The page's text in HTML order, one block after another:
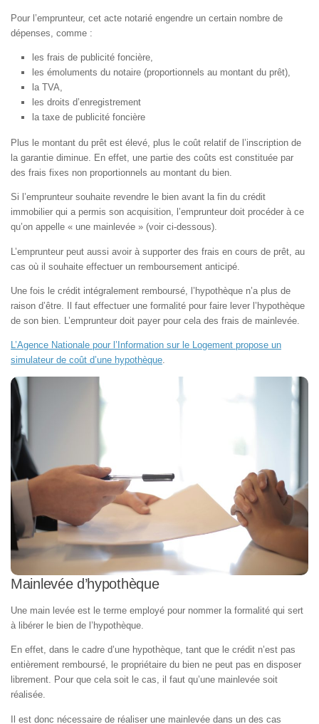
Pour l’emprunteur, cet acte notarié engendre un certain nombre de
dépenses, comme :
les frais de publicité foncière,
les émoluments du notaire (proportionnels au montant du prêt),
la TVA,
les droits d’enregistrement
la taxe de publicité foncière
Plus le montant du prêt est élevé, plus le coût relatif de l’inscription de
la garantie diminue. En effet, une partie des coûts est constituée par
des frais fixes non proportionnels au montant du bien.
Si l’emprunteur souhaite revendre le bien avant la fin du crédit
immobilier qui a permis son acquisition, l’emprunteur doit procéder à ce
qu’on appelle « une mainlevée » (voir ci-dessous).
L’emprunteur peut aussi avoir à supporter des frais en cours de prêt, au
cas où il souhaite effectuer un remboursement anticipé.
Une fois le crédit intégralement remboursé, l’hypothèque n’a plus de
raison d’être. Il faut effectuer une formalité pour faire lever l’hypothèque
de son bien. L’emprunteur doit payer pour cela des frais de mainlevée.
L’Agence Nationale pour l’Information sur le Logement propose un
simulateur de coût d’une hypothèque
Mainlevée d’hypothèque
Une main levée est le terme employé pour nommer la formalité qui sert
à libérer le bien de l’hypothèque.
En effet, dans le cadre d’une hypothèque, tant que le crédit n’est pas
entièrement remboursé, le propriétaire du bien ne peut pas en disposer
librement. Pour que cela soit le cas, il faut qu’une mainlevée soit
réalisée.
Il est donc nécessaire de réaliser une mainlevée dans un des cas